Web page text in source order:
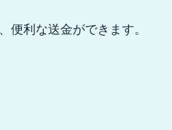
便利な送金ができます。